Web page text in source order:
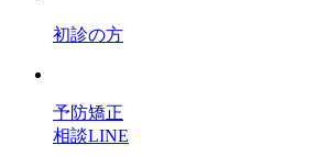
初診の方
予防矯正
相談LINE